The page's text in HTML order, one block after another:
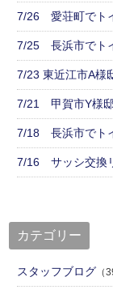
7/26 愛荘町でト
7/25 長浜市でト
7/23 東近江市A
7/21 甲賀市Y様邸
7/18 長浜市でト
7/16 サッシ交換
カテゴリー
スタッフブログ （